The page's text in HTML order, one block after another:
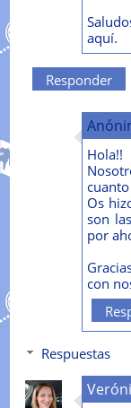
aquí.
Responder
Hola!!
Os
son
por
con
Respuestas